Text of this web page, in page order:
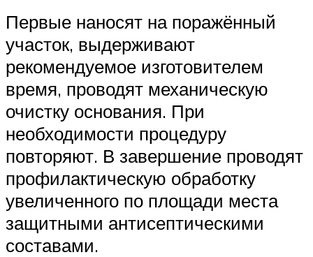
Первые наносят на поражённый
участок, выдерживают
рекомендуемое изготовителем
время, проводят механическую
очистку основания. При
необходимости процедуру
повторяют. В завершение проводят
профилактическую обработку
увеличенного по площади места
защитными антисептическими
составами.